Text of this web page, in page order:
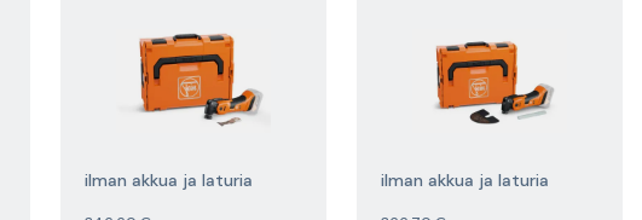
ilman akkua ja laturia ilman akkua ja laturia